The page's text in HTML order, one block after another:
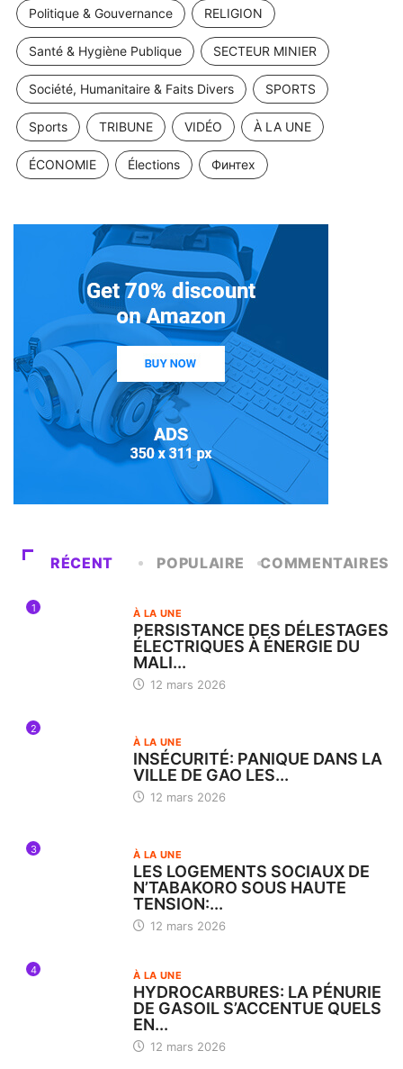
Politique & Gouvernance RELIGION
Santé & Hygiène Publique SECTEUR MINIER
Société, Humanitaire & Faits Divers SPORTS
Sports TRIBUNE VIDÉO À LA UNE
ÉCONOMIE Élections Финтех
RÉCENT POPULAIRE COMMENTAIRES
1 À LA UNE
PERSISTANCE DES DÉLESTAGES
ÉLECTRIQUES À ÉNERGIE DU
MALI...
12 mars 2026
2
À LA UNE
INSÉCURITÉ: PANIQUE DANS LA
VILLE DE GAO LES...
12 mars 2026
3 À LA UNE
LES LOGEMENTS SOCIAUX DE
N’TABAKORO SOUS HAUTE
TENSION:...
12 mars 2026
4 À LA UNE
HYDROCARBURES: LA PÉNURIE
DE GASOIL S’ACCENTUE QUELS
EN...
12 mars 2026